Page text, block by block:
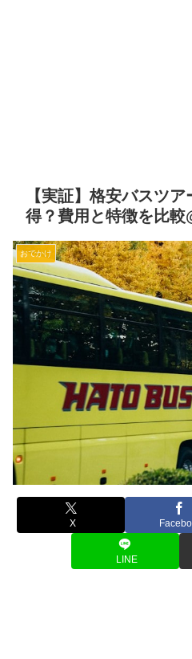
【実証】格安バスツ
得？費用と特徴を比較
おでかけ
X
LINE